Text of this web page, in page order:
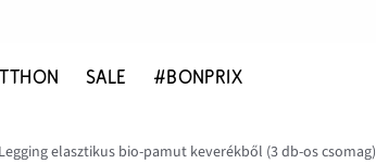
SALE #BONPRIX
Legging elasztikus bio-pamut keverékből (3 db-os csomag)